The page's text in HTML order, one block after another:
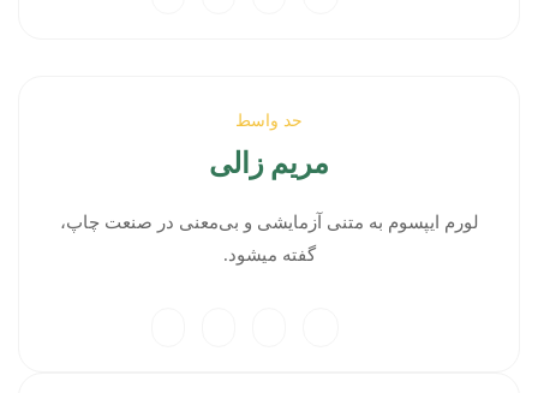
حد واسط
مریم زالی
لورم ایپسوم به متنی آزمایشی و بی‌معنی در صنعت چاپ،
گفته میشود.